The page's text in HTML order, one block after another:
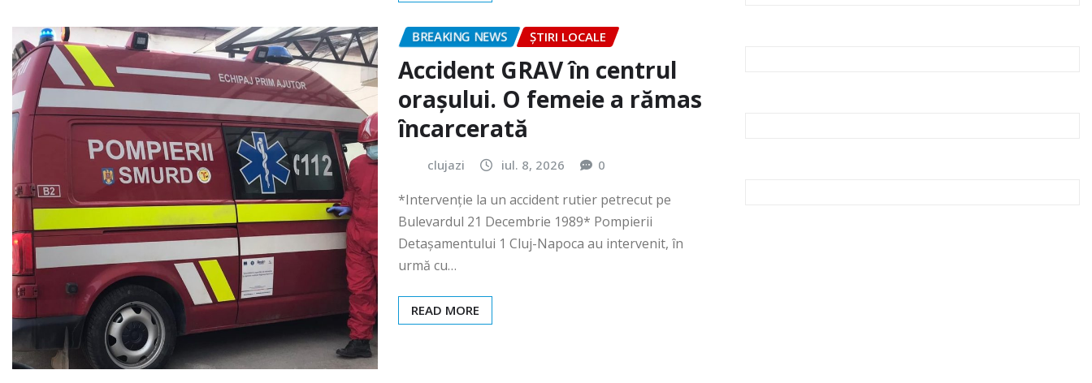
orașului. O femeie a rămas
încarcerată
clujazi iul. 8, 2026 0
*Intervenție la un accident rutier petrecut pe
Bulevardul 21 Decembrie 1989* Pompierii
Detașamentului 1 Cluj-Napoca au intervenit, în
urmă cu…
READ MORE